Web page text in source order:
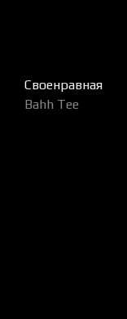
Своенравная
Bahh Tee